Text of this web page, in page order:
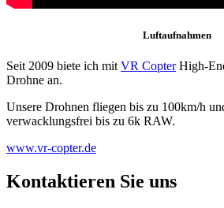
Luftaufnahmen
Seit 2009 biete ich mit VR CopterHigh-
Drohne an.
Unsere Drohnen fliegen bis zu 100km/h
verwacklungsfrei bis zu 6k RAW.
www.vr-copter.de
Kontaktieren Sie uns